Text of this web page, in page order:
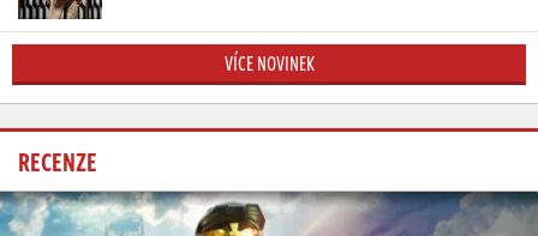
VÍCE NOVINEK
RECENZE